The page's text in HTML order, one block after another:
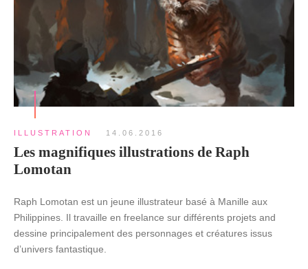
ILLUSTRATION 14.06.2016
Les magnifiques illustrations de Raph
Lomotan
Raph Lomotan est un jeune illustrateur basé à Manille aux
Philippines. Il travaille en freelance sur différents projets and
dessine principalement des personnages et créatures issus
d’univers fantastique.